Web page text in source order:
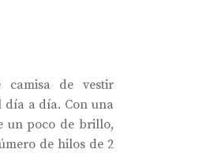
de vestir
día a día. Con una
un poco de brillo,
de hilos de 2